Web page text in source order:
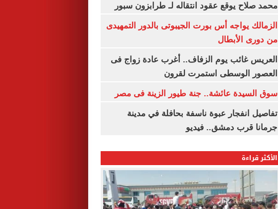
محمد صلاح يوقع عقود انتقاله لـ طرابزون سبور
الزمالك يواجه أس بورت الجيبوتى بالدور التمهيدى
من دورى الأبطال
العريس غائب يوم الزفاف.. أغرب عادة زواج فى
العصور الوسطى استمرت لقرون
سوق السيدة عائشة.. جنة طيور الزينة فى مصر
تفاصيل انفجار عبوة ناسفة بحافلة في مدينة
جرمانا قرب دمشق.. فيديو
الأكثر قراءة